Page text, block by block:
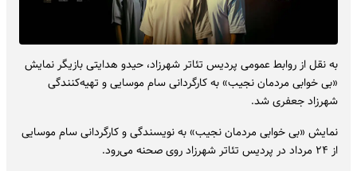
به نقل از روابط عمومی پردیس تئاتر شهرزاد، حیدو هدایتی بازیگر نمایش
«بی خوابی مردمان نجیب» به کارگردانی سام موسایی و تهیه‌کنندگی
شهرزاد جعفری شد.
نمایش «بی خوابی مردمان نجیب» به نویسندگی و کارگردانی سام موسایی
از ۲۴ مرداد در پردیس تئاتر شهرزاد روی صحنه می‌رود.